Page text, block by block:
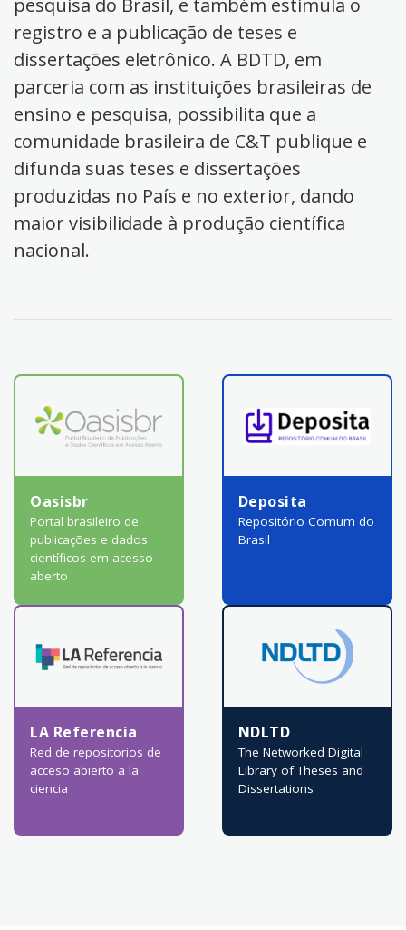
pesquisa do Brasil, e também estimula o
registro e a publicação de teses e
dissertações eletrônico. A BDTD, em
parceria com as instituições brasileiras de
ensino e pesquisa, possibilita que a
comunidade brasileira de C&T publique e
difunda suas teses e dissertações
produzidas no País e no exterior, dando
maior visibilidade à produção científica
nacional.
Oasisbr
Portal brasileiro de
publicações e dados
científicos em acesso
aberto
Deposita
Repositório Comum do
Brasil
LA Referencia
Red de repositorios de
acceso abierto a la
ciencia
NDLTD
The Networked Digital
Library of Theses and
Dissertations